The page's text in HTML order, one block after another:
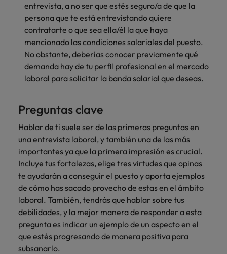
entrevista, a no ser que estés seguro/a de que la
persona que te está entrevistando quiere
contratarte o que sea ella/él la que haya
mencionado las condiciones salariales del puesto.
No obstante, deberías conocer previamente qué
demanda hay de tu perfil profesional en el mercado
laboral para solicitar la banda salarial que deseas.
Preguntas clave
Hablar de ti suele ser de las primeras preguntas en
una entrevista laboral, y también una de las más
importantes ya que la primera impresión es crucial.
Incluye tus fortalezas, elige tres virtudes que opinas
te ayudarán a conseguir el puesto y aporta ejemplos
de cómo has sacado provecho de estas en el ámbito
laboral. También, tendrás que hablar sobre tus
debilidades, y la mejor manera de responder a esta
pregunta es indicar un ejemplo de un aspecto en el
que estés progresando de manera positiva para
subsanarlo.